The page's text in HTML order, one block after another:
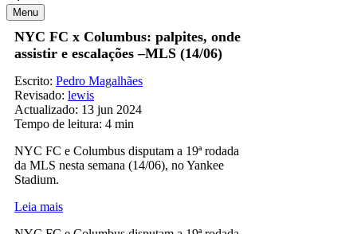
Menu
NYC FC x Columbus: palpites, onde
assistir e escalações –MLS (14/06)
Escrito: Pedro Magalhães
Revisado: lewis
Actualizado: 13 jun 2024
Tempo de leitura: 4 min
NYC FC e Columbus disputam a 19ª rodada
da MLS nesta semana (14/06), no Yankee
Stadium.
Leia mais